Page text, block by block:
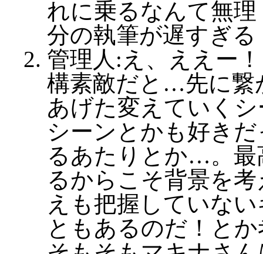
れに乗るなんて無
分の執筆が遅すぎる
管理人:え、ええー
構素敵だと…先に
あげた変えていく
シーンとかも好き
るあたりとか…。最
るからこそ背景を
えも把握していな
ともあるのだ！と